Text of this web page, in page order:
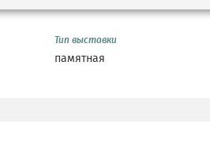
Тип выставки
памятная